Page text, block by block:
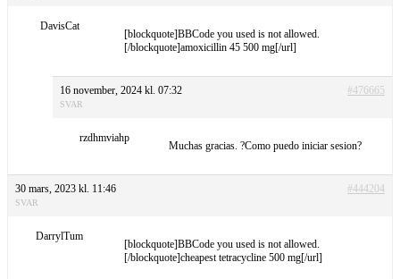
DavisCat
[blockquote]BBCode you used is not allowed.
[/blockquote]amoxicillin 45 500 mg[/url]
16 november, 2024 kl. 07:32 #476665
SVAR
rzdhmviahp
Muchas gracias. ?Como puedo iniciar sesion?
30 mars, 2023 kl. 11:46 #444204
SVAR
DarrylTum
[blockquote]BBCode you used is not allowed.
[/blockquote]cheapest tetracycline 500 mg[/url]